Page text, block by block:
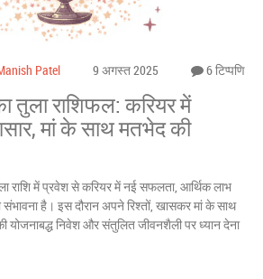
Patel 9 अगस्त 2025 6 टिप्पणि
तुला राशिफल: करियर में
मां के साथ मतभेद की
राशि में प्रवेश से करियर में नई सफलता, आर्थिक लाभ
है। इस दौरान अपने रिश्तों, खासकर मां के साथ
योजनाबद्ध निवेश और संतुलित जीवनशैली पर ध्यान देना